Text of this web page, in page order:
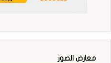
معارض الصور